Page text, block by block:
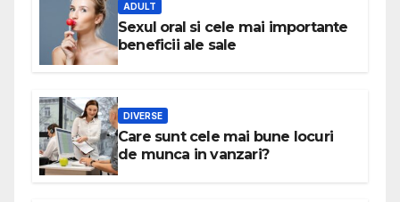
ADULT
Sexul oral si cele mai importante
beneficii ale sale
DIVERSE
Care sunt cele mai bune locuri
de munca in vanzari?